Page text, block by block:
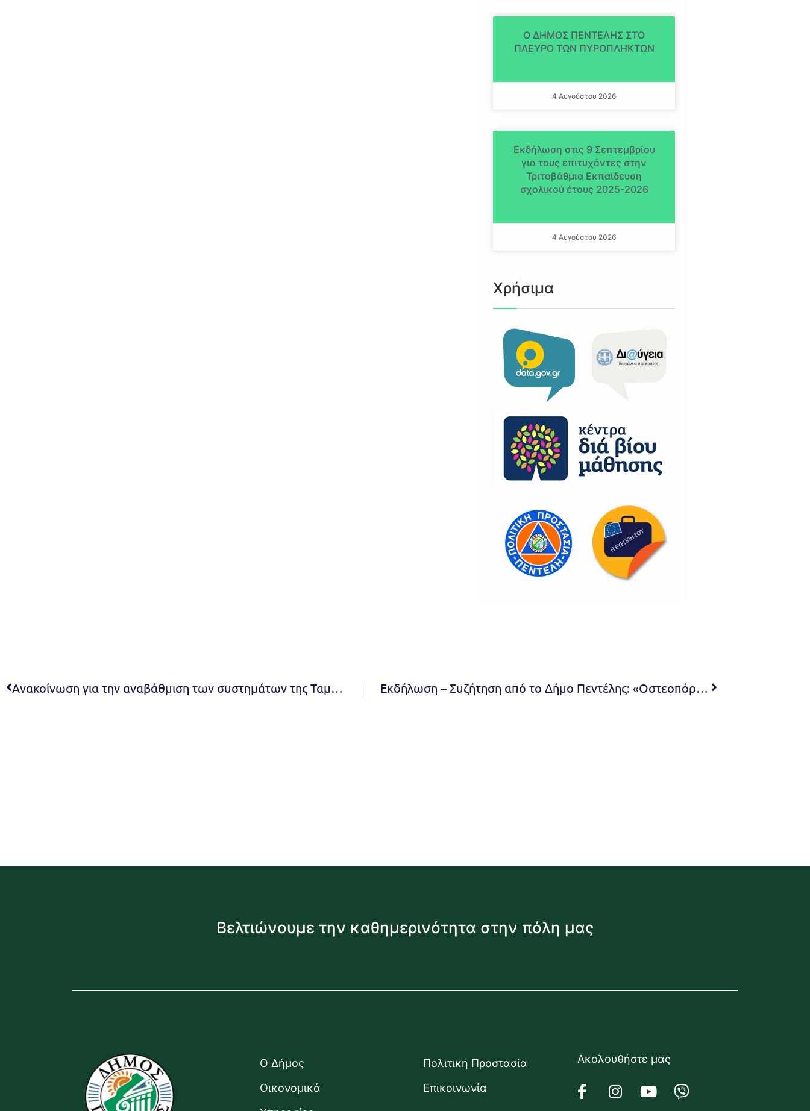
Ο ΔΗΜΟΣ ΠΕΝΤΕΛΗΣ ΣΤΟ
ΠΛΕΥΡΟ ΤΩΝ ΠΥΡΟΠΛΗΚΤΩΝ
4 Αυγούστου 2026
Εκδήλωση στις 9 Σεπτεμβρίου
για τους επιτυχόντες στην
Τριτοβάθμια Εκπαίδευση
σχολικού έτους 2025-2026
4 Αυγούστου 2026
Χρήσιμα
Ανακοίνωση για την αναβάθμιση των συστημάτων της Ταμειακής Υπηρεσίας του Δήμου Πεντέλης Εκδήλωση – Συζήτηση από το Δήμο Πεντέλης: «Οστεοπόρωση: Πρόληψη και Θεραπεία»
Βελτιώνουμε την καθημερινότητα στην πόλη μας
Ο Δήμος
Οικονομικά
Πολιτική Προστασία
Επικοινωνία
Ακολουθήστε μας